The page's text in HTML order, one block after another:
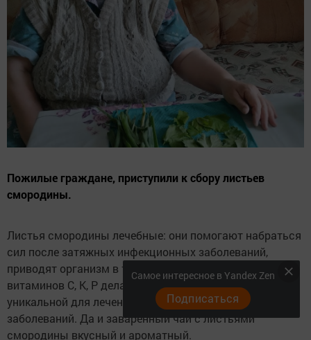
Пожилые граждане, приступили к сбору листьев
смородины.
Листья смородины лечебные: они помогают набраться
сил после затяжных инфекционных заболеваний,
приводят организм в тонус. Большое количество
витаминов С, К, Р делают черную смородину
уникальной для лечения и профилактики различных
заболеваний. Да и заваренный чай с листьями
смородины вкусный и ароматный.
Самое интересное в Yandex Zen
Подписаться